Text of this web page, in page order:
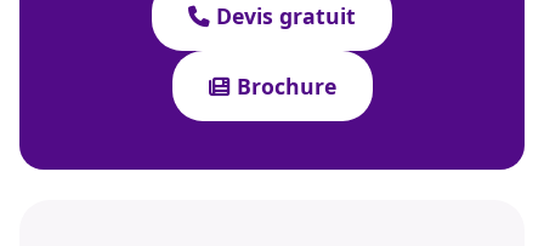
Devis gratuit
Brochure